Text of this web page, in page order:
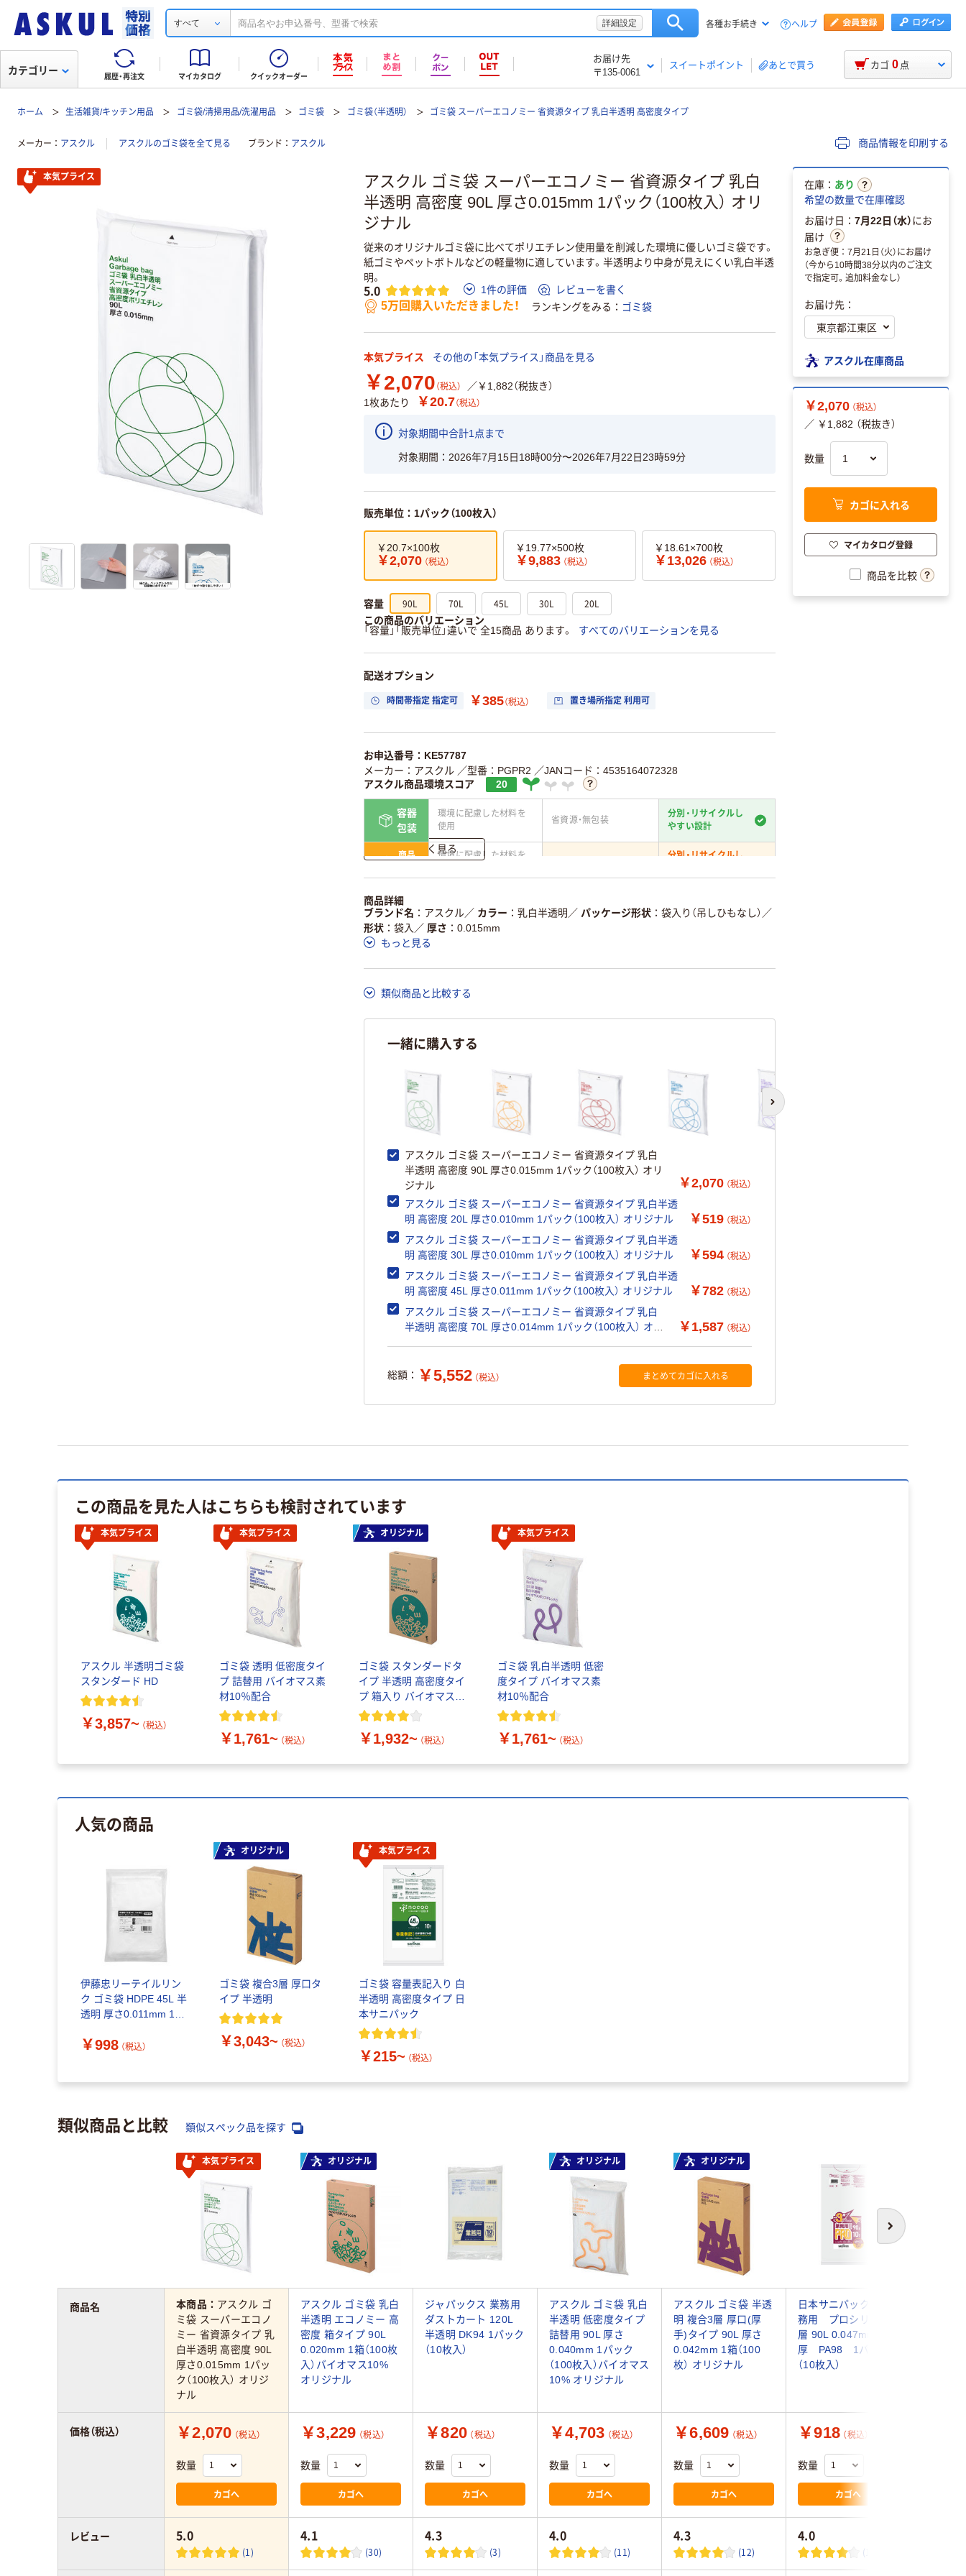
すべて 詳細設定 各種お手続き ヘルプ
履歴・再注文 マイカタログ クイックオーダー
お届け先
〒135-0061
スイートポイント あとで買う
カテゴリー カゴ 0 点
ホーム 生活雑貨/キッチン用品 ゴミ袋/清掃用品/洗濯用品 ゴミ袋 ゴミ袋（半透明） ゴミ袋 スーパーエコノミー 省資源タイプ 乳白半透明 高密度タイプ
メーカー アスクル アスクルのゴミ袋を全て見る ブランド アスクル 商品情報を印刷する
アスクル ゴミ袋 スーパーエコノミー 省資源タイプ 乳白
半透明 高密度 90L 厚さ0.015mm 1パック（100枚入） オリ
ジナル
従来のオリジナルゴミ袋に比べてポリエチレン使用量を削減した環境に優しいゴミ袋です。
紙ゴミやペットボトルなどの軽量物に適しています。半透明より中身が見えにくい乳白半透
明。
5.0 1件の評価 レビューを書く
5万回購入いただきました！ ランキングをみる ゴミ袋
本気プライス その他の「本気プライス」商品を見る
￥2,070 （税込）
／￥1,882（税抜き）
1枚あたり
￥20.7（税込）
対象期間中合計1点まで
対象期間 2026年7月15日18時00分〜2026年7月22日23時59分
販売単位：1パック（100枚入）
￥20.7×100枚
￥2,070 （税込）
￥19.77×500枚
￥9,883 （税込）
￥18.61×700枚
￥13,026 （税込）
容量 90L 70L 45L 30L 20L
この商品のバリエーション
「容量」「販売単位」違いで 全15商品 あります。
すべてのバリエーションを見る
配送オプション
時間帯指定 指定可 ￥385（税込） 置き場所指定 利用可
お申込番号：KE57787
メーカー：アスクル ／型番：PGPR2 ／JANコード：4535164072328
アスクル商品環境スコア
20
容器
包装
環境に配慮した材料を
使用
省資源・無包装
分別・リサイクルし
やすい設計
商品
環境に配慮した材料を
分別・リサイクルし
仕組
ある
いる
この商品の環境配慮ポイントです。詳しくはページ下部の商品詳細「
ア詳細／加点項目
詳しく見る
商品詳細
ブランド名
アスクル／ カラー 乳白半透明 ／ パッケージ形状 袋入り（吊しひもなし） ／
形状
袋入 ／ 厚さ
0.015mm
もっと見る
類似商品と比較する
一緒に購入する
次のスライドへ
アスクル ゴミ袋 スーパーエコノミー 省資源タイプ 乳白
半透明 高密度 90L 厚さ0.015mm 1パック（100枚入） オリ
ジナル
￥2,070 （税込）
アスクル ゴミ袋 スーパーエコノミー 省資源タイプ 乳白半透
明 高密度 20L 厚さ0.010mm 1パック（100枚入） オリジナル
￥519 （税込）
アスクル ゴミ袋 スーパーエコノミー 省資源タイプ 乳白半透
明 高密度 30L 厚さ0.010mm 1パック（100枚入） オリジナル
￥594 （税込）
アスクル ゴミ袋 スーパーエコノミー 省資源タイプ 乳白半透
明 高密度 45L 厚さ0.011mm 1パック（100枚入） オリジナル
￥782 （税込）
アスクル ゴミ袋 スーパーエコノミー 省資源タイプ 乳白
半透明 高密度 70L 厚さ0.014mm 1パック（100枚入） オリ
￥1,587 （税込）
総額： ￥5,552 （税込） まとめてカゴに入れる
本気プライス
在庫： あり
希望の数量で在庫確認
お届け日： 7月22日（水）にお
届け
お急ぎ便：7月21日（火）にお届け
（今から10時間38分以内のご注文
で指定可。追加料金なし）
お届け先：
アスクル在庫商品
￥2,070 （税込）
／ ￥1,882 （税抜き）
数量
カゴに入れる
マイカタログ登録
商品を比較
この商品を見た人はこちらも検討されています
本気プライス
アスクル 半透明ゴミ袋
スタンダード HD
￥3,857~ （税込）
本気プライス
ゴミ袋 透明 低密度タイ
プ 詰替用 バイオマス素
材10％配合
￥1,761~ （税込）
オリジナル
ゴミ袋 スタンダードタ
イプ 半透明 高密度タイ
プ 箱入り バイオマス素
材10％配合
￥1,932~ （税込）
本気プライス
ゴミ袋 乳白半透明 低密
度タイプ バイオマス素
材10％配合
￥1,761~ （税込）
人気の商品
伊藤忠リーテイルリン
ク ゴミ袋 HDPE 45L 半
透明 厚さ0.011mm 1パ
￥998 （税込）
オリジナル
ゴミ袋 複合3層 厚口タ
イプ 半透明
￥3,043~ （税込）
本気プライス
ゴミ袋 容量表記入り 白
半透明 高密度タイプ 日
本サニパック
￥215~ （税込）
類似商品と比較 類似スペック品を探す
次へ
本気プライス オリジナル オリジナル オリジナル
本商品： アスクル ゴ
ミ袋 スーパーエコノ
ミー 省資源タイプ 乳
白半透明 高密度 90L
厚さ0.015mm 1パッ
ク（100枚入） オリジ
ナル
アスクル ゴミ袋 乳白
半透明 エコノミー 高
密度 箱タイプ 90L
0.020mm 1箱（100枚
入）バイオマス10%
オリジナル
ジャパックス 業務用
ダストカート 120L
半透明 DK94 1パック
（10枚入）
アスクル ゴミ袋 乳白
半透明 低密度タイプ
詰替用 90L 厚さ
0.040mm 1パック
（100枚入）バイオマス
10% オリジナル
アスクル ゴミ袋 半透
明 複合3層 厚口(厚
手)タイプ 90L 厚さ
0.042mm 1箱（100
枚） オリジナル
日本サニパック 業
務用 プロシリーズ3
層 90L 0.047mm 特
厚 PA98 1パック
（10枚入）
￥2,070 （税込）
数量
カゴへ
￥3,229 （税込）
数量
カゴへ
￥820 （税込）
数量
カゴへ
￥4,703 （税込）
数量
カゴへ
￥6,609 （税込）
数量
カゴへ
￥918 （税込）
数量
カゴへ
5.0
(1)
4.1
(30)
4.3
(3)
4.0
(11)
4.3
(12)
4.0
(1)
商品名
価格（税込）
レビュー